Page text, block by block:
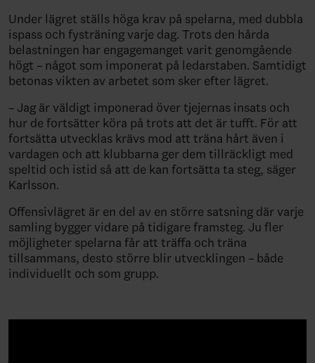
Under lägret ställs höga krav på spelarna, med dubbla
ispass och fysträning varje dag. Trots den hårda
belastningen har engagemanget varit genomgående
högt – något som imponerat på ledarstaben. Samtidigt
betonas vikten av arbetet som sker efter lägret.
– Jag är väldigt imponerad över tjejernas insats och
hur de fortsätter köra på trots att det är tufft. För att
fortsätta utvecklas krävs mod att träna hårt även i
vardagen och att klubbarna ger dem tillräckligt med
speltid och istid så att de kan fortsätta ta steg, säger
Karlsson.
Offensivlägret är en del av en större satsning där varje
samling bygger vidare på tidigare framsteg. Ju fler
möjligheter spelarna får att träffa och träna
tillsammans, desto större blir utvecklingen – både
individuellt och som grupp.